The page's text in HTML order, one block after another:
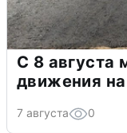
С 8 августа
движения
7 августа 0